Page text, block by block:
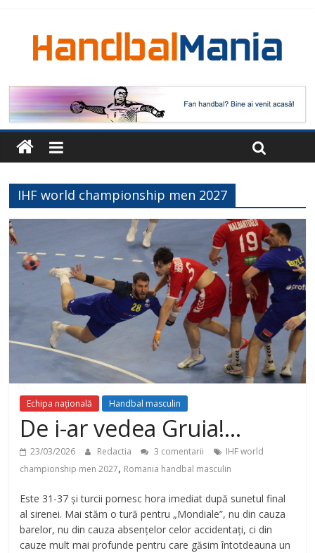
IHF world championship men 2027
Echipa națională Handbal masculin
De i-ar vedea Gruia!…
23/03/2026 Redactia 3 comentarii
IHF world
championship men 2027, Romania handbal masculin
Este 31-37 și turcii pornesc hora imediat după sunetul final
al sirenei. Mai stăm o tură pentru „Mondiale”, nu din cauza
barelor, nu din cauza absențelor celor accidentați, ci din
cauze mult mai profunde pentru care găsim întotdeauna un